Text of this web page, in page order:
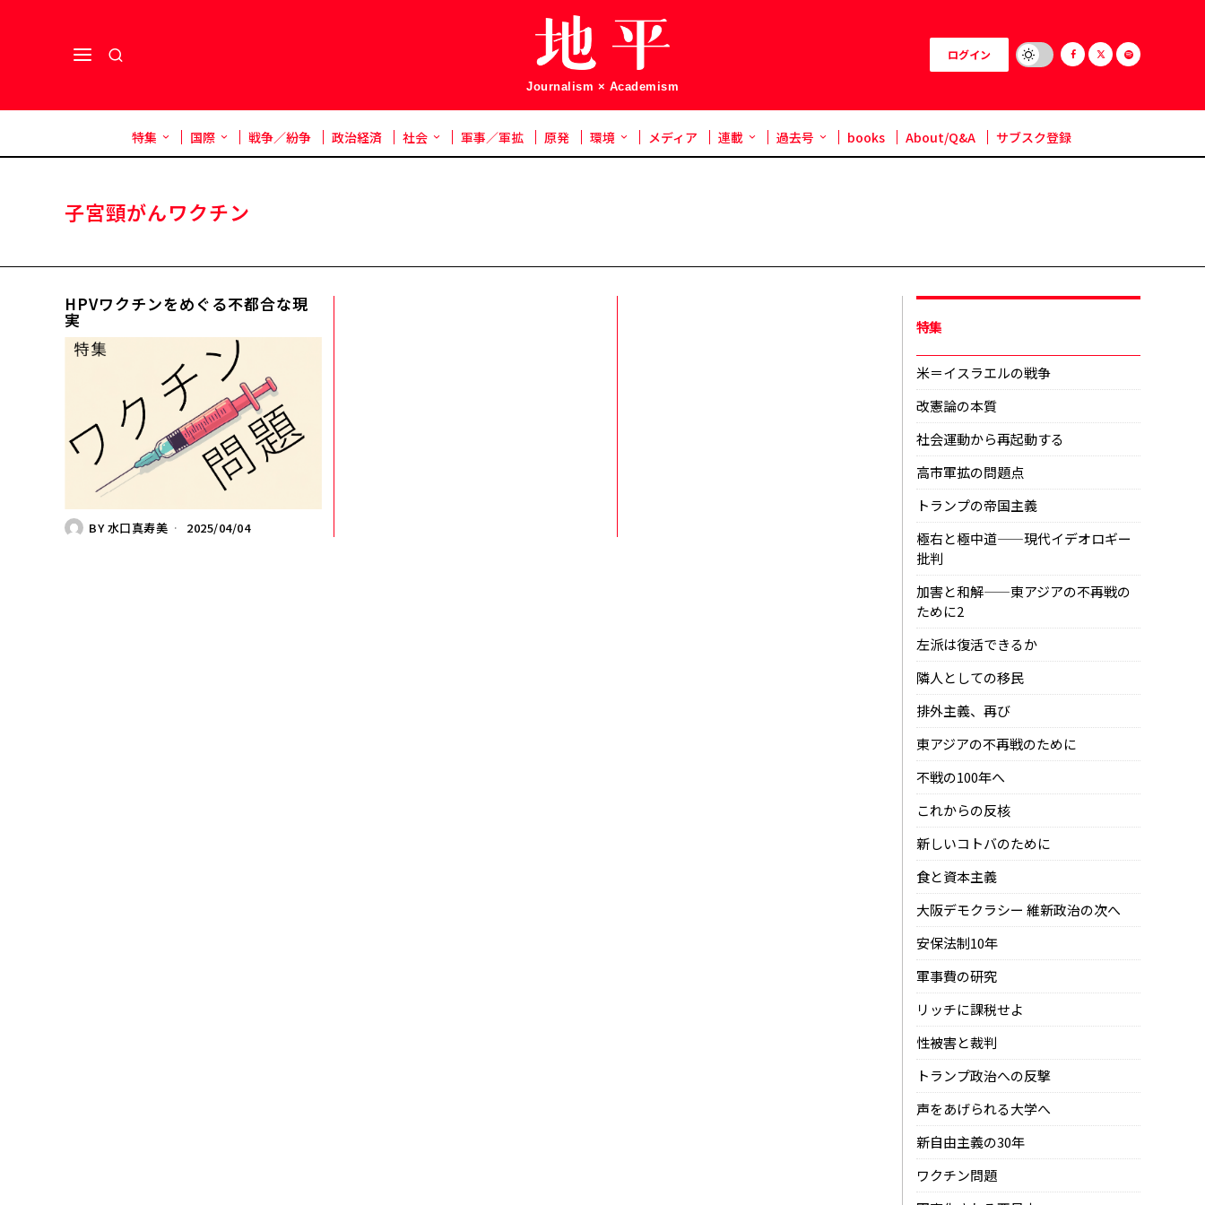
Journalism × Academism
ログイン
特集 国際 戦争／紛争 政治経済 社会 軍事／軍拡 原発 環境 メディア 連載 過去号 books About/Q&A サブスク登録
子宮頸がんワクチン
HPVワクチンをめぐる不都合な現
実
BY水口真寿美 2025/04/04
特集
米＝イスラエルの戦争
改憲論の本質
社会運動から再起動する
高市軍拡の問題点
トランプの帝国主義
極右と極中道——現代イデオロギー
批判
加害と和解——東アジアの不再戦の
ために2
左派は復活できるか
隣人としての移民
排外主義、再び
東アジアの不再戦のために
不戦の100年へ
これからの反核
新しいコトバのために
食と資本主義
大阪デモクラシー 維新政治の次へ
安保法制10年
軍事費の研究
リッチに課税せよ
性被害と裁判
トランプ政治への反撃
声をあげられる大学へ
新自由主義の30年
ワクチン問題